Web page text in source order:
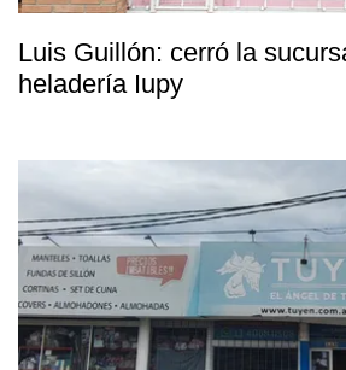
Luis Guillón: cerró la
heladería Iupy